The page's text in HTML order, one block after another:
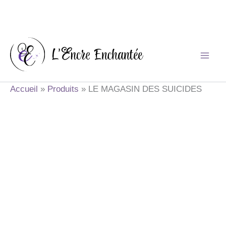
contenu
Accueil Produits LE MAGASIN DES SUICIDES